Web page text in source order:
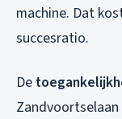
machine. Dat
succesratio.
De
Zandvoortselaan